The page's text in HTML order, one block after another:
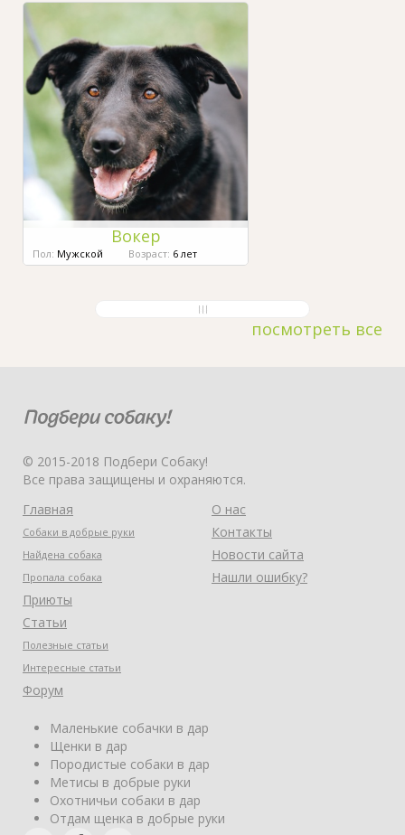
Вокер
Пол: Мужской Возраст: 6 лет
посмотреть все
© 2015-2018 Подбери Собаку!
Все права защищены и охраняются.
Главная
Собаки в добрые руки
Найдена собака
Пропала собака
Приюты
Статьи
Полезные статьи
Интересные статьи
Форум
О нас
Контакты
Новости сайта
Нашли ошибку?
Маленькие собачки в дар
Щенки в дар
Породистые собаки в дар
Метисы в добрые руки
Охотничьи собаки в дар
Отдам щенка в добрые руки